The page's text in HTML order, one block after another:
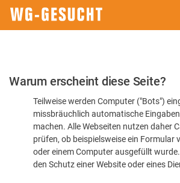
Bitte
dass
Warum erscheint diese Seite?
Teilweise werden Computer ("Bots")
missbräuchlich automatische
machen. Alle Webseiten nutzen daher
prüfen, ob beispielsweise ein Formular
oder einem Computer ausgefüllt
den Schutz einer Website oder eines